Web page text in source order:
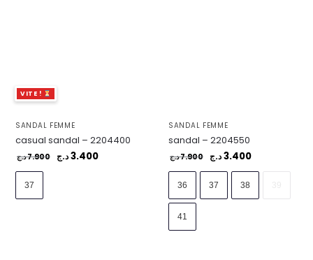
VITE !
SANDAL FEMME
casual sandal – 2204400
7.900د.ج 3.400د.ج
37
SANDAL FEMME
sandal – 2204550
7.900د.ج 3.400د.ج
36 37 38
41